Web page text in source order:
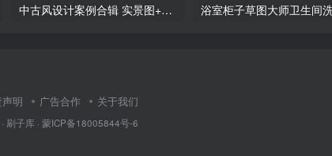
中古风设计案例合辑 实景图+效果图+SU模
明 广告合作 关于我们
刷子库 · 蒙ICP备18005844号-6